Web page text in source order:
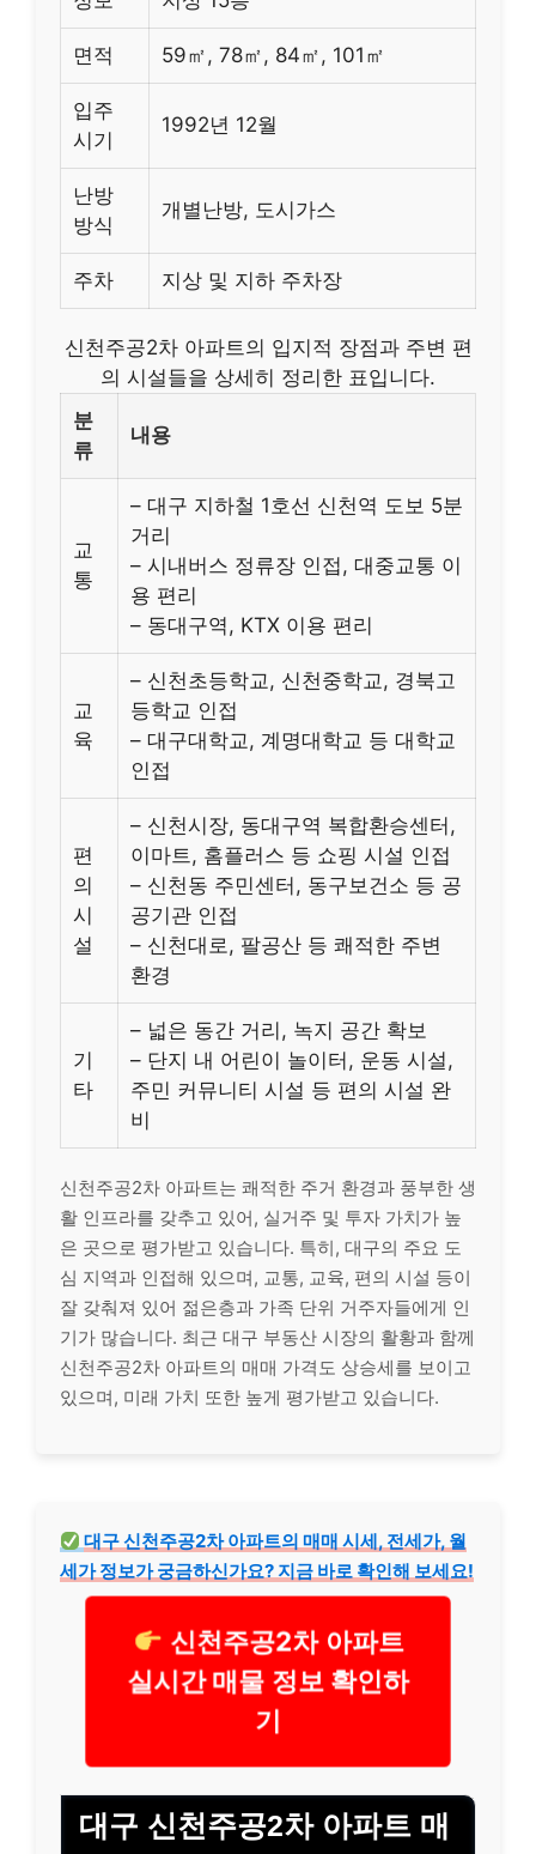
면적 59㎡, 78㎡, 84㎡, 101㎡
입주
시기
1992년 12월
난방
방식
개별난방, 도시가스
주차 지상 및 지하 주차장
신천주공2차 아파트의 입지적 장점과 주변 편
의 시설들을 상세히 정리한 표입니다.
분
류
내용
교
통
– 대구 지하철 1호선 신천역 도보 5분
거리
– 시내버스 정류장 인접, 대중교통 이
용 편리
– 동대구역, KTX 이용 편리
교
육
– 신천초등학교, 신천중학교, 경북고
등학교 인접
– 대구대학교, 계명대학교 등 대학교
인접
편
의
시
설
– 신천시장, 동대구역 복합환승센터,
이마트, 홈플러스 등 쇼핑 시설 인접
– 신천동 주민센터, 동구보건소 등 공
공기관 인접
– 신천대로, 팔공산 등 쾌적한 주변
환경
기
타
– 넓은 동간 거리, 녹지 공간 확보
– 단지 내 어린이 놀이터, 운동 시설,
주민 커뮤니티 시설 등 편의 시설 완
비
신천주공2차 아파트는 쾌적한 주거 환경과 풍부한 생
활 인프라를 갖추고 있어, 실거주 및 투자 가치가 높
은 곳으로 평가받고 있습니다. 특히, 대구의 주요 도
심 지역과 인접해 있으며, 교통, 교육, 편의 시설 등이
잘 갖춰져 있어 젊은층과 가족 단위 거주자들에게 인
기가 많습니다. 최근 대구 부동산 시장의 활황과 함께
신천주공2차 아파트의 매매 가격도 상승세를 보이고
있으며, 미래 가치 또한 높게 평가받고 있습니다.
대구 신천주공2차 아파트의 매매 시세, 전세가, 월
세가 정보가 궁금하신가요? 지금 바로 확인해 보세요!
신천주공2차 아파트
실시간 매물 정보 확인하
기
대구 신천주공2차 아파트 매